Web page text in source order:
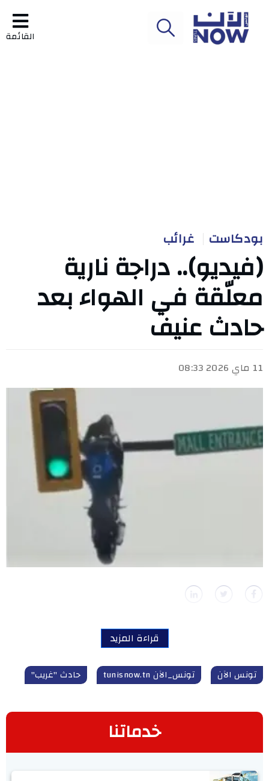
القائمة
بودكاست غرائب
(فيديو).. دراجة نارية
معلّقة في الهواء بعد
حادث عنيف
11 ماي 2026 08:33
قراءة المزيد
تونس الآن تونس_الآن tunisnow.tn حادث "غريب"
خدماتنا